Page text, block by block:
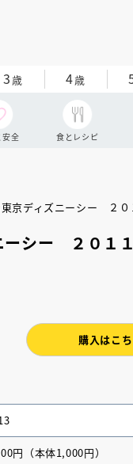
3歳 4歳
安全 食とレシピ
ーシー ２０１
購入はこ
円（本体1,000円）